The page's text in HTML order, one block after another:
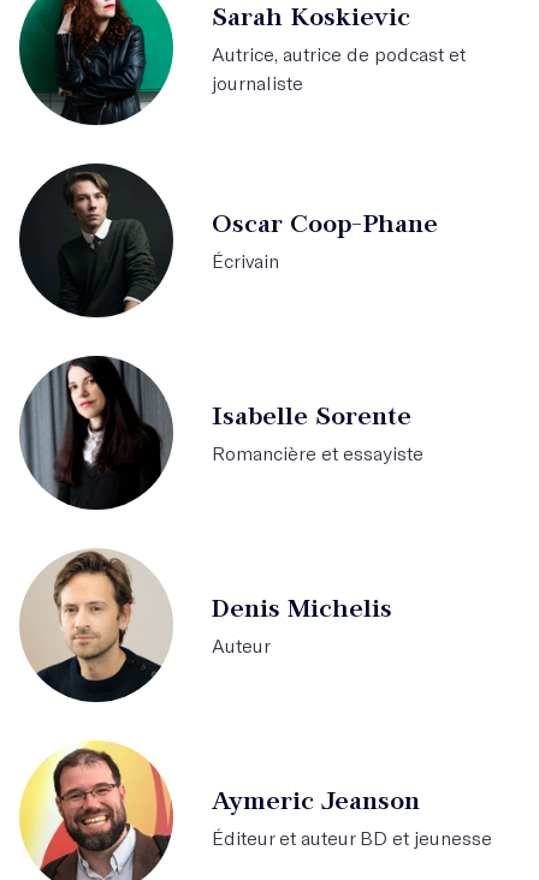
Sarah Koskievic
Autrice, autrice de podcast et
journaliste
Oscar Coop-Phane
Écrivain
Isabelle Sorente
Romancière et essayiste
Denis Michelis
Auteur
Aymeric Jeanson
Éditeur et auteur BD et jeunesse